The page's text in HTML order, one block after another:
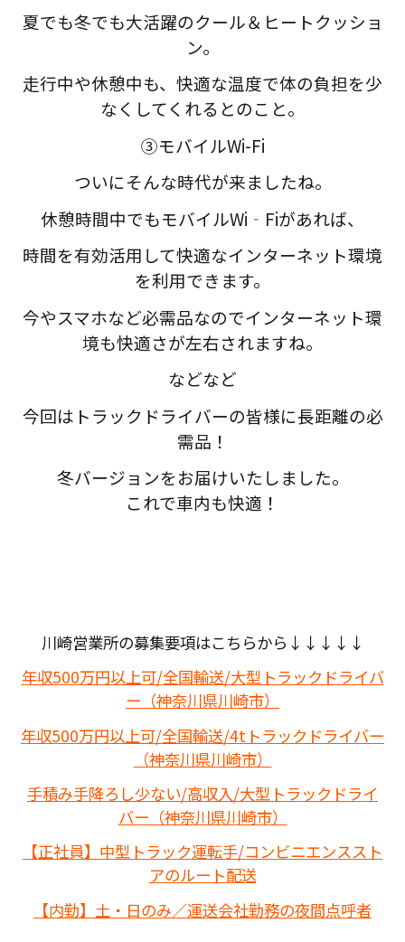
夏でも冬でも大活躍のクール＆ヒートクッショ
ン。
走行中や休憩中も、快適な温度で体の負担を少
なくしてくれるとのこと。
③モバイルWi-Fi
ついにそんな時代が来ましたね。
休憩時間中でもモバイルWi‐Fiがあれば、
時間を有効活用して快適なインターネット環境
を利用できます。
今やスマホなど必需品なのでインターネット環
境も快適さが左右されますね。
などなど
今回はトラックドライバーの皆様に長距離の必
需品！
冬バージョンをお届けいたしました。
これで車内も快適！
川崎営業所の募集要項はこちらから↓↓↓↓↓
年収500万円以上可/全国輸送/大型トラックドライバ
ー（神奈川県川崎市）
年収500万円以上可/全国輸送/4tトラックドライバー
（神奈川県川崎市）
手積み手降ろし少ない/高収入/大型トラックドライ
バー（神奈川県川崎市）
【正社員】中型トラック運転手/コンビニエンススト
アのルート配送
【内勤】土・日のみ／運送会社勤務の夜間点呼者